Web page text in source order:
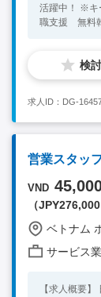
活躍中！ ※キーワード：中国日系企業就職 中国勤務 中国就
職支援 無料
検
求人ID：DG-
営業スタッ
VND
（
ベトナム
サービス業界（
【求人概要